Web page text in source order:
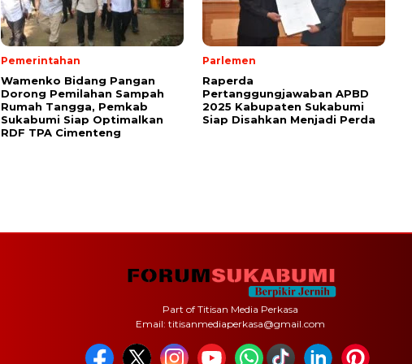
Pemerintahan
Wamenko Bidang Pangan
Dorong Pemilahan Sampah
Rumah Tangga, Pemkab
Sukabumi Siap Optimalkan
RDF TPA Cimenteng
Parlemen
Raperda
Pertanggungjawaban APBD
2025 Kabupaten Sukabumi
Siap Disahkan Menjadi Perda
Part of Titisan Media Perkasa
Email: titisanmediaperkasa@gmail.com